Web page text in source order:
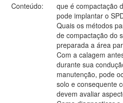
Conteúdo:
que é compactação
pode implantar o
Quais os métodos
de compactação do
preparada a área
Com a calagem
durante sua
manutenção, pode
solo e consequente
devem avaliar